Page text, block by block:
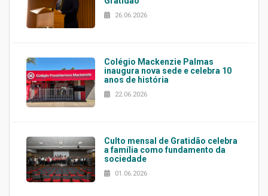
26.06.2026
Colégio Mackenzie Palmas
inaugura nova sede e celebra 10
anos de história
22.06.2026
Culto mensal de Gratidão celebra
a família como fundamento da
sociedade
01.06.2026